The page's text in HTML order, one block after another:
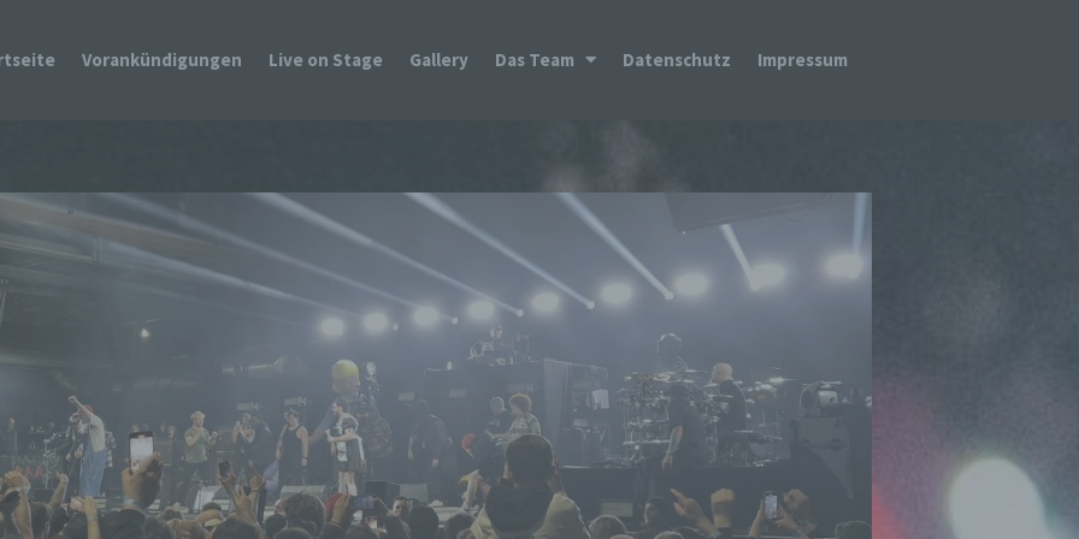
Vorankündigungen Live on Stage Gallery Das Team Datenschutz Impressum